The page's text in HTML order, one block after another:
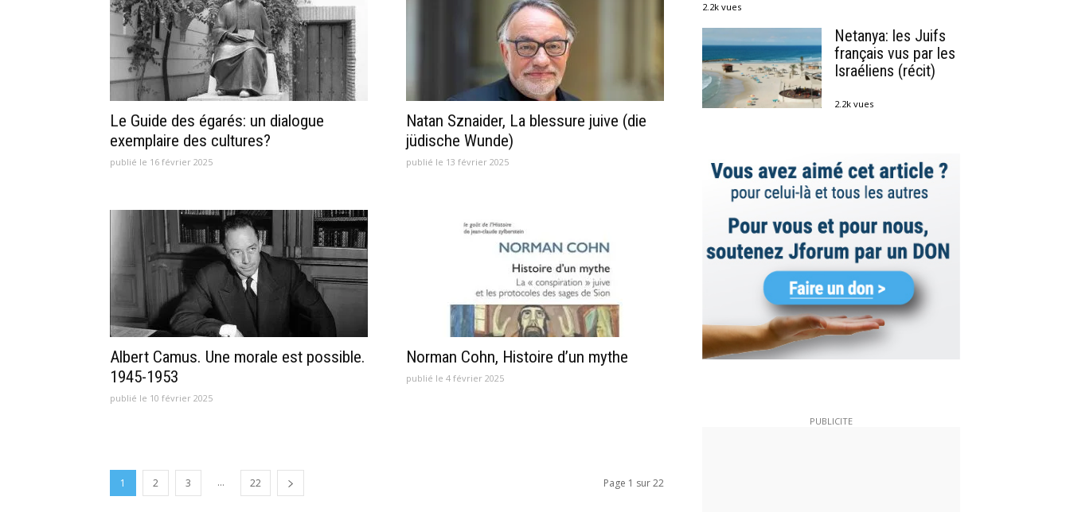
Le Guide des égarés: un dialogue
exemplaire des cultures?
publié le 16 février 2025
Natan Sznaider, La blessure juive (die
jüdische Wunde)
publié le 13 février 2025
Albert Camus. Une morale est possible.
1945-1953
publié le 10 février 2025
Norman Cohn, Histoire d’un mythe
publié le 4 février 2025
1 2 3 ... 22 Page 1 sur 22
2.2k vues
Netanya: les Juifs
français vus par les
Israéliens (récit)
2.2k vues